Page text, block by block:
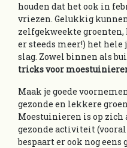
houden dat het ook in
vriezen. Gelukkig
zelfgekweekte
er steeds meer!) het hele
slag. Zowel binnen als
tricks voor
Maak je goede
gezonde en lekkere
Moestuinieren is op zich
gezonde activiteit
bespaart er ook nog